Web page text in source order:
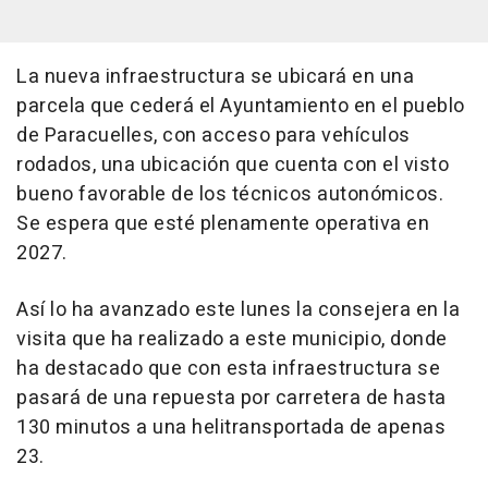
La nueva infraestructura se ubicará en una
parcela que cederá el Ayuntamiento en el pueblo
de Paracuelles, con acceso para vehículos
rodados, una ubicación que cuenta con el visto
bueno favorable de los técnicos autonómicos.
Se espera que esté plenamente operativa en
2027.
Así lo ha avanzado este lunes la consejera en la
visita que ha realizado a este municipio, donde
ha destacado que con esta infraestructura se
pasará de una repuesta por carretera de hasta
130 minutos a una helitransportada de apenas
23.